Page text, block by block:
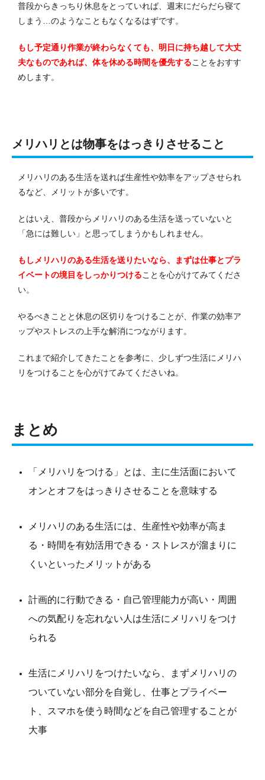
普段からきっちり休息をとっていれば、週末にだらだら寝て
しまう…のようなこともなくなるはずです。
もし予定通り作業が終わらなくても、明日に持ち越して大丈
夫なものであれば、体を休める時間を優先することをおすす
めします。
メリハリとは物事をはっきりさせること
メリハリのある生活を送れば生産性や効率をアップさせられ
るなど、メリットが多いです。
とはいえ、普段からメリハリのある生活を送っていないと
「急には難しい」と思ってしまうかもしれません。
もしメリハリのある生活を送りたいなら、まずは仕事とプラ
イベートの境目をしっかりつけることを心がけてみてくださ
い。
やるべきことと休息の区切りをつけることが、作業の効率ア
ップやストレスの上手な解消につながります。
これまで紹介してきたことを参考に、少しずつ生活にメリハ
リをつけることを心がけてみてくださいね。
まとめ
「メリハリをつける」とは、主に生活面において
オンとオフをはっきりさせることを意味する
メリハリのある生活には、生産性や効率が高ま
る・時間を有効活用できる・ストレスが溜まりに
くいといったメリットがある
計画的に行動できる・自己管理能力が高い・周囲
への気配りを忘れない人は生活にメリハリをつけ
られる
生活にメリハリをつけたいなら、まずメリハリの
ついていない部分を自覚し、仕事とプライベー
ト、スマホを使う時間などを自己管理することが
大事